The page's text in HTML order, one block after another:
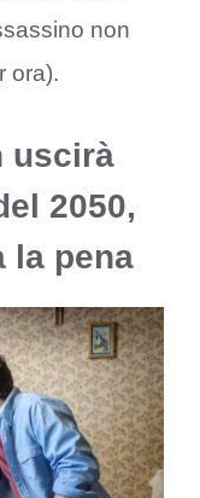
non
ora).
uscirà
2050,
la pena